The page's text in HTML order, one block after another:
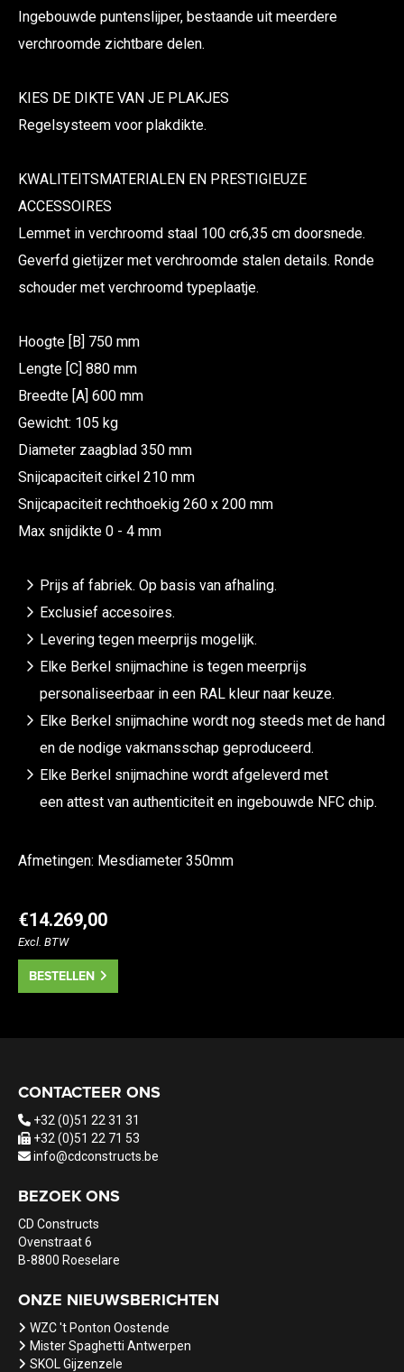
Ingebouwde puntenslijper, bestaande uit meerdere
verchroomde zichtbare delen.
KIES DE DIKTE VAN JE PLAKJES
Regelsysteem voor plakdikte.
KWALITEITSMATERIALEN EN PRESTIGIEUZE
ACCESSOIRES
Lemmet in verchroomd staal 100 cr6,35 cm doorsnede.
Geverfd gietijzer met verchroomde stalen details. Ronde
schouder met verchroomd typeplaatje.
Hoogte [B] 750 mm
Lengte [C] 880 mm
Breedte [A] 600 mm
Gewicht: 105 kg
Diameter zaagblad 350 mm
Snijcapaciteit cirkel 210 mm
Snijcapaciteit rechthoekig 260 x 200 mm
Max snijdikte 0 - 4 mm
Prijs af fabriek. Op basis van afhaling.
Exclusief accesoires.
Levering tegen meerprijs mogelijk.
Elke Berkel snijmachine is tegen meerprijs
personaliseerbaar in een RAL kleur naar keuze.
Elke Berkel snijmachine wordt nog steeds met de hand
en de nodige vakmansschap geproduceerd.
Elke Berkel snijmachine wordt afgeleverd met
een attest van authenticiteit en ingebouwde NFC chip.
Afmetingen: Mesdiameter 350mm
€14.269,00
Excl. BTW
BESTELLEN
CONTACTEER ONS
+32 (0)51 22 31 31
+32 (0)51 22 71 53
info@cdconstructs.be
BEZOEK ONS
CD Constructs
Ovenstraat 6
B-8800 Roeselare
ONZE NIEUWSBERICHTEN
WZC 't Ponton Oostende
Mister Spaghetti Antwerpen
SKOL Gijzenzele